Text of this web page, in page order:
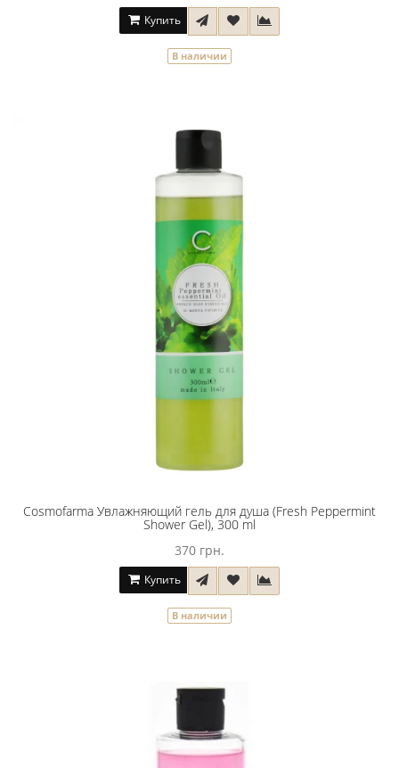
Купить
В наличии
Cosmofarma Увлажняющий гель для душа (Fresh Peppermint
Shower Gel), 300 ml
370 грн.
Купить
В наличии